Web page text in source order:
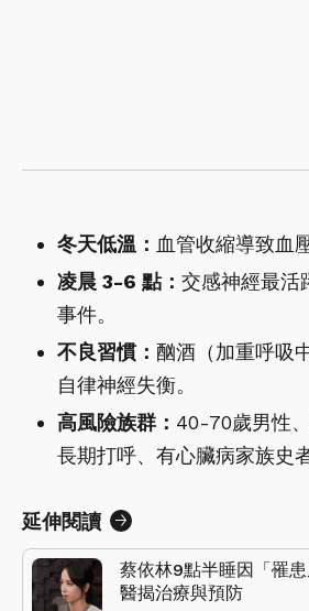
冬天低溫： 血管收縮導致血
凌晨 3-6 點： 交感神經最活
事件。
不良習慣： 酗酒（加重呼吸
自律神經失衡。
高風險族群： 40-70歲男性
長期打呼、有心臟病家族史者
延伸閱讀
蔡依林9點半睡因「罹患
醫揭治療與預防